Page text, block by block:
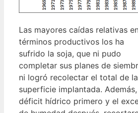
Las mayores caídas relativas
términos productivos los ha
sufrido la soja, que ni pudo
completar sus planes de
ni logró recolectar el total de la
superficie implantada.
déficit hídrico primero y el